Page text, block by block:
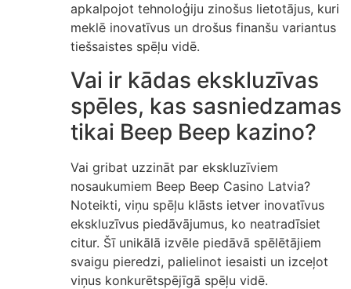
apkalpojot tehnoloģiju zinošus lietotājus, kuri
meklē inovatīvus un drošus finanšu variantus
tiešsaistes spēļu vidē.
Vai ir kādas ekskluzīvas
spēles, kas sasniedzamas
tikai Beep Beep kazino?
Vai gribat uzzināt par ekskluzīviem
nosaukumiem Beep Beep Casino Latvia?
Noteikti, viņu spēļu klāsts ietver inovatīvus
ekskluzīvus piedāvājumus, ko neatradīsiet
citur. Šī unikālā izvēle piedāvā spēlētājiem
svaigu pieredzi, palielinot iesaisti un izceļot
viņus konkurētspējīgā spēļu vidē.